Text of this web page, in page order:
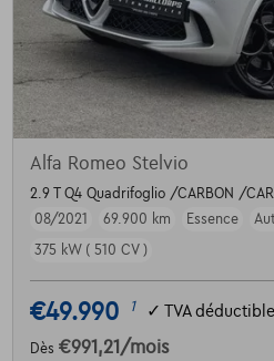
Alfa Romeo Stelvio
2.9 T Q4 Quadrifoglio /CARBON /
08/2021
69.900 km Essence
375 kW ( 510 CV )
€49.990 1 ✓ TVA déductible
Dès €991,21 /mois